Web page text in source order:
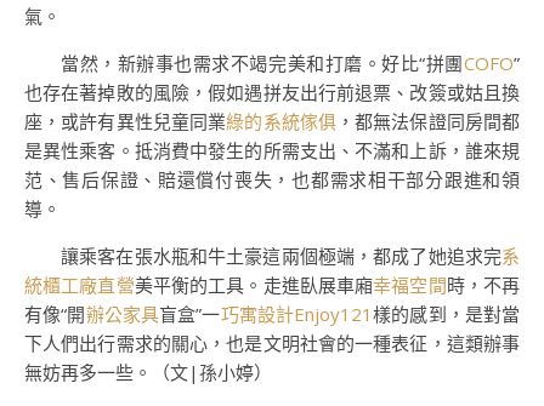
氣。
當然，新辦事也需求不竭完美和打磨。好比“拼團COFO”
也存在著掉敗的風險，假如遇拼友出行前退票、改簽或姑且換
座，或許有異性兒童同業綠的系統傢俱，都無法保證同房間都
是異性乘客。抵消費中發生的所需支出、不滿和上訴，誰來規
范、售后保證、賠還償付喪失，也都需求相干部分跟進和領
導。
讓乘客在張水瓶和牛土豪這兩個極端，都成了她追求完系
統櫃工廠直營美平衡的工具。走進臥展車廂幸福空間時，不再
有像“開辦公家具盲盒”一巧寓設計Enjoy121 樣的感到，是對當
下人們出行需求的關心，也是文明社會的一種表征，這類辦事
無妨再多一些。（文|孫小婷）